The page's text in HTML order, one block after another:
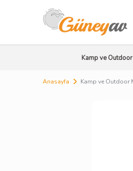
Kamp ve
Anasayfa Kamp ve Outdoor